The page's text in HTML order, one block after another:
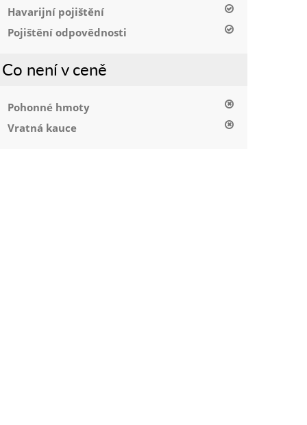
Havarijní pojištění
Pojištění odpovědnosti
Co není v ceně
Pohonné hmoty
Vratná kauce